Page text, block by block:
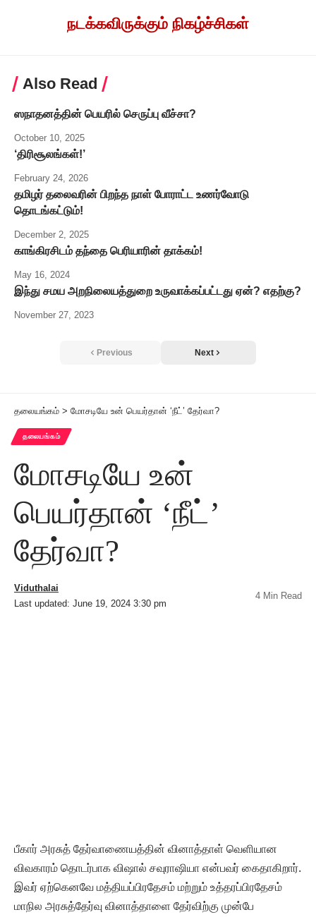
நடக்கவிருக்கும் நிகழ்ச்சிகள்
Also Read
ஸநாதனத்தின் பெயரில் செருப்பு வீச்சா?
October 10, 2025
‘திரிசூலங்கள்!’
February 24, 2026
தமிழர் தலைவரின் பிறந்த நாள் போராட்ட உணர்வோடு
தொடங்கட்டும்!
December 2, 2025
காங்கிரசிடம் தந்தை பெரியாரின் தாக்கம்!
May 16, 2024
இந்து சமய அறநிலையத்துறை உருவாக்கப்பட்டது ஏன்? எதற்கு?
November 27, 2023
Previous Next
தலையங்கம் > மோசடியே உன் பெயர்தான் ‘நீட்’ தேர்வா?
தலையங்கம்
மோசடியே உன்
பெயர்தான் ‘நீட்’
தேர்வா?
Last updated: June 19, 2024 3:30 pm
Viduthalai
4 Min Read
பீகார் அரசுத் தேர்வாணையத்தின் வினாத்தாள் வெளியான
விவகாரம் தொடர்பாக விஷால் சவுராஷியா என்பவர் கைதாகிறார்.
இவர் ஏற்கெனவே மத்தியப்பிரதேசம் மற்றும் உத்தரப்பிரதேசம்
மாநில அரசுத்தேர்வு வினாத்தாளை தேர்விற்கு முன்பே